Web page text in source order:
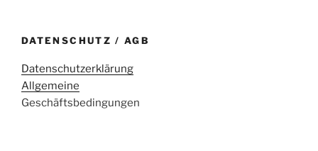
DATENSCHUTZ / AGB
Datenschutzerklärung
Allgemeine
Geschäftsbedingungen